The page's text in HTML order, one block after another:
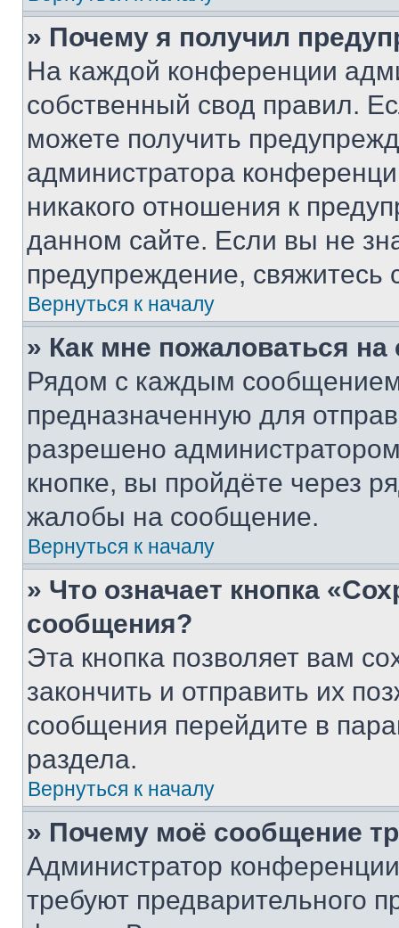
» Почему я получил
На каждой конференции
собственный свод правил.
можете получить
администратора
никакого отношения к
данном сайте. Если вы не
предупреждение,
Вернуться к началу
» Как мне пожаловаться
Рядом с каждым сообщением
предназначенную для
разрешено
кнопке, вы пройдёте через
жалобы на сообщение.
Вернуться к началу
» Что означает кнопка
сообщения?
Эта кнопка позволяет вам
закончить и отправить их
сообщения перейдите в
раздела.
Вернуться к началу
» Почему моё сообщение
Администратор
требуют предварительного